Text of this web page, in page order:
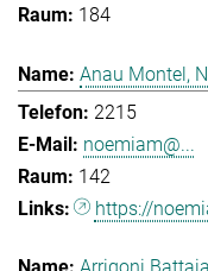
184
Anau Montel,
2215
noemiam@...
142
https://